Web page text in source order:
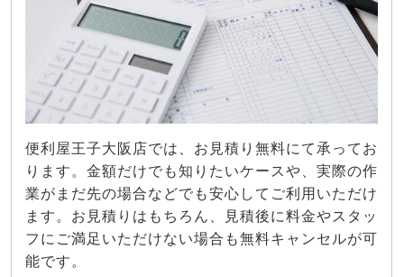
便利屋王子大阪店では、お見積り無料にて承ってお
ります。金額だけでも知りたいケースや、実際の作
業がまだ先の場合などでも安心してご利用いただけ
ます。お見積りはもちろん、見積後に料金やスタッ
フにご満足いただけない場合も無料キャンセルが可
能です。